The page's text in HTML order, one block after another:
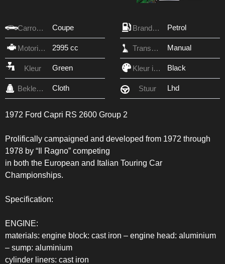
Carrosserie Coupe Brandstof Petrol
Motorinhoud 2995 cc Transmissie Manual
Kleur Green Kleur interieur Black
Bekleding Cloth Stuur Lhd
1972 Ford Capri RS 2600 Group 2
Prolifically campaigned and developed from 1972 through
1978 by “Il Ragno” competing
in both the European and Italian Touring Car
Championships.
Specification:
ENGINE:
materials: engine block: cast iron – engine head: aluminium
– sump: aluminium
cylinder liners: cast iron